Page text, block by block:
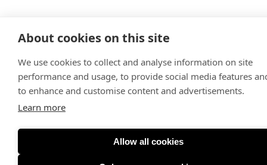
About cookies on this site
We use cookies to collect and analyse information on site
performance and usage, to provide social media features
to enhance and customise content and advertisements.
Learn more
Allow all cookies